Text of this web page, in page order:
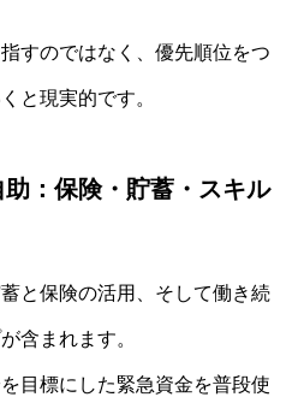
すのではなく、優先順位をつ
と現実的です。
：保険・貯蓄・スキル
と保険の活用、そして働き続
含まれます。
目標にした緊急資金を普段使